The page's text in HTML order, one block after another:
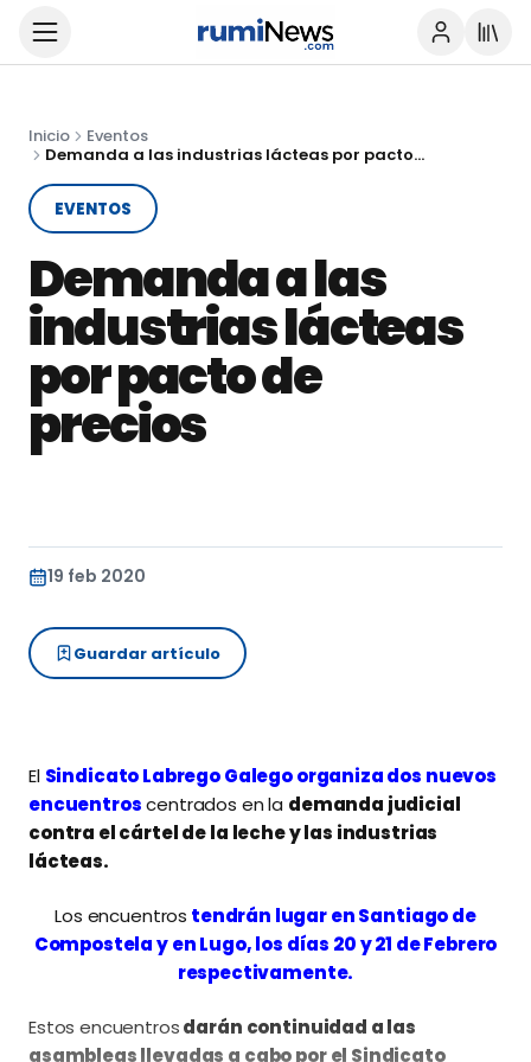
Inicio
Eventos
Demanda a las industrias lácteas por pacto de precios
EVENTOS
Demanda a las
industrias lácteas
por pacto de
precios
19 feb 2020
Guardar artículo
El Sindicato Labrego Galego organiza dos nuevos
encuentroscentrados en la demanda judicial
contra el cártel de la leche y las industrias
lácteas.
Los encuentros tendrán lugar en Santiago de
Compostela y en Lugo, los días 20 y 21 de Febrero
respectivamente.
Estos encuentrosdarán continuidad a las
asambleas llevadas a cabo por el Sindicato